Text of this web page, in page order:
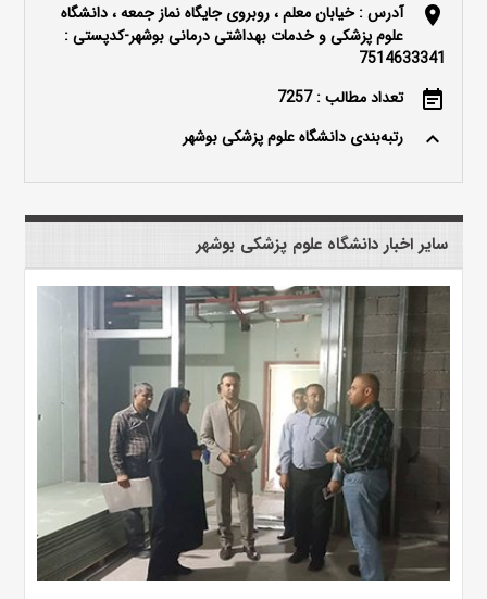
location_on
آدرس : خیابان معلم ، روبروی جایگاه نماز جمعه ، دانشگاه
علوم پزشکی و خدمات بهداشتی درمانی بوشهر-کدپستی :
7514633341
event_note تعداد مطالب : 7257
keyboard_arrow_up رتبه‌بندی دانشگاه علوم پزشکی بوشهر
سایر اخبار دانشگاه علوم پزشکی بوشهر